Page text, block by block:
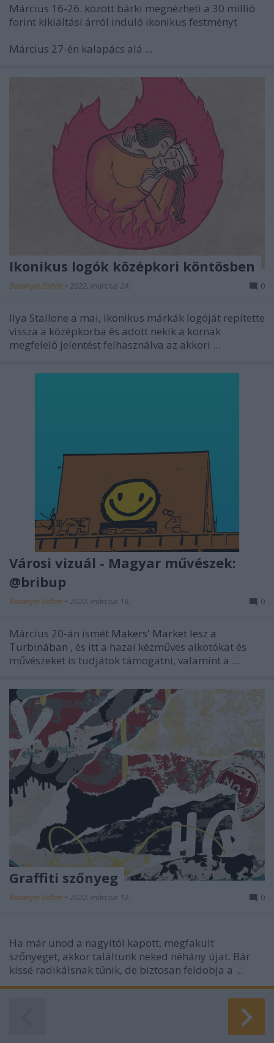
Március 16-26. között bárki megnézheti a 30 millió
forint kikiáltási árról induló ikonikus festményt
Március 27-én kalapács alá ...
Ikonikus logók középkori köntösben
Baranyai Zoltán • 2022. március 24. 0
Ilya Stallone a mai, ikonikus márkák logóját repítette
vissza a középkorba és adott nekik a kornak
megfelelő jelentést felhasználva az akkori ...
Városi vizuál - Magyar művészek:
@bribup
Baranyai Zoltán • 2022. március 16. 0
Március 20-án ismét Makers' Market lesz a
Turbinában , és itt a hazai kézműves alkotókat és
művészeket is tudjátok támogatni, valamint a ...
Graffiti szőnyeg
Baranyai Zoltán • 2022. március 12. 0
Ha már unod a nagyitól kapott, megfakult
szőnyeget, akkor találtunk neked néhány újat. Bár
kissé radikálsnak tűnik, de biztosan feldobja a ...